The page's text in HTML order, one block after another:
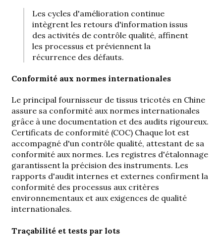
Les cycles d'amélioration continue
intègrent les retours d'information issus
des activités de contrôle qualité, affinent
les processus et préviennent la
récurrence des défauts.
Conformité aux normes internationales
Le principal fournisseur de tissus tricotés en Chine
assure sa conformité aux normes internationales
grâce à une documentation et des audits rigoureux.
Certificats de conformité (COC)Chaque lot est
accompagné d'un contrôle qualité, attestant de sa
conformité aux normes. Les registres d'étalonnage
garantissent la précision des instruments. Les
rapports d'audit internes et externes confirment la
conformité des processus aux critères
environnementaux et aux exigences de qualité
internationales.
Traçabilité et tests par lots